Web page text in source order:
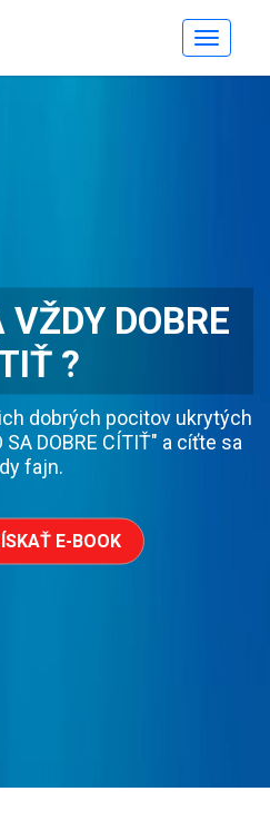
VŽDY DOBRE
?
dobrých pocitov ukrytých
DOBRE CÍTIŤ" a cíťte sa
fajn.
E-BOOK
Toggle